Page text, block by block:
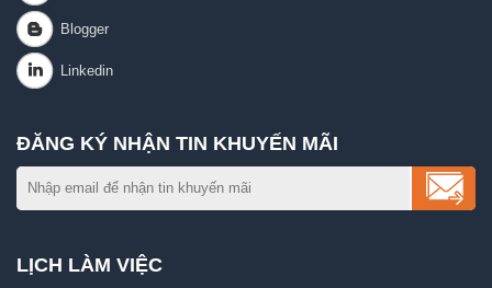
ĐĂNG KÝ NHẬN TIN KHUYẾN MÃI
LỊCH LÀM VIỆC